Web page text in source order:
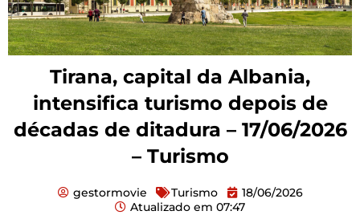
Tirana, capital da Albania,
intensifica turismo depois de
décadas de ditadura – 17/06/2026
– Turismo
gestormovie Turismo
18/06/2026
Atualizado em 07:47